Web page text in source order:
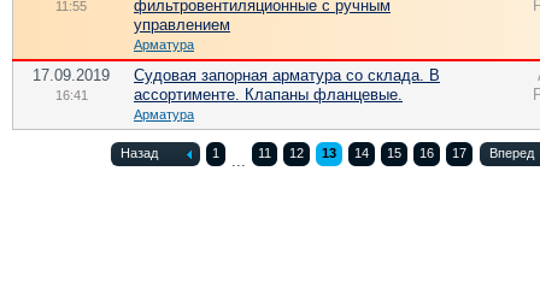
11:55
фильтровентиляционные с ручным
управлением
Арматура
17.09.2019
16:41
Судовая запорная арматура со склада. В
ассортименте. Клапаны фланцевые.
Арматура
Назад 1 ... 11 12 13 14 15 16 17 Вперед